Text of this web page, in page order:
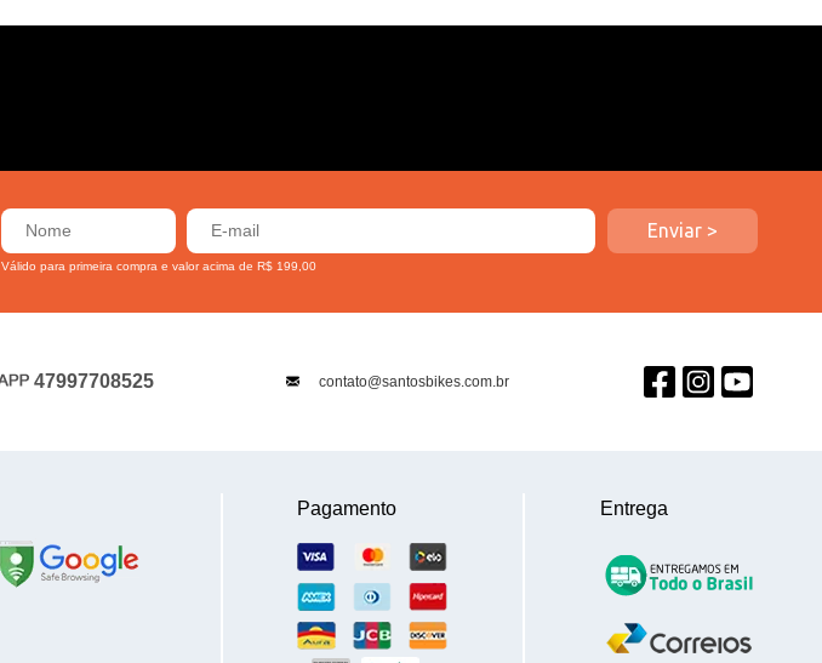
Válido para primeira compra e valor acima de R$ 199,00
47997708525 contato@santosbikes.com.br
Pagamento Entrega